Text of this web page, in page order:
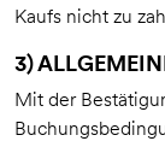
Kaufs nicht zu
3)
Mit der